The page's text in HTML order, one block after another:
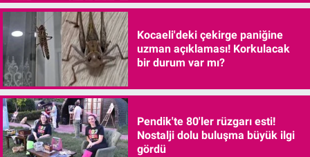
Kocaeli'deki çekirge paniğine
uzman açıklaması! Korkulacak
bir durum var mı?
Pendik'te 80'ler rüzgarı esti!
Nostalji dolu buluşma büyük ilgi
gördü